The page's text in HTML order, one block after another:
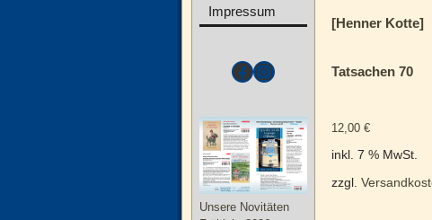
[Henner Kotte]
Tatsachen 70
12,00€
inkl. 7 % MwSt.
zzgl.
Impressum
Unsere Novitäten